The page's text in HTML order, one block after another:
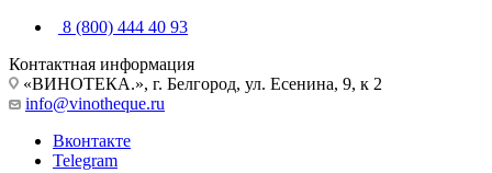
8 (800) 444 40 93
Контактная информация
«ВИНОТЕКА.», г. Белгород, ул. Есенина, 9, к 2
info@vinotheque.ru
Вконтакте
Telegram